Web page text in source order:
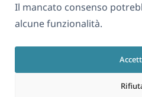
Il mancato consenso
alcune funzionalità.
Unisciti al
apre
in
una
nuova